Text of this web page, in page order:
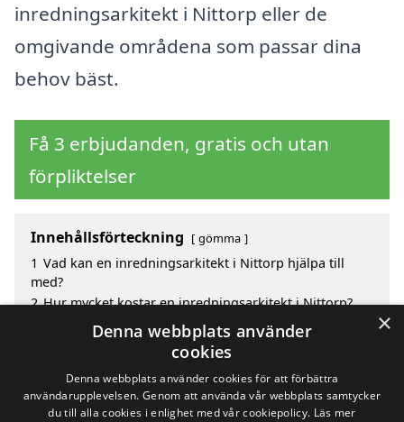
inredningsarkitekt i Nittorp eller de
omgivande områdena som passar dina
behov bäst.
Få 3 erbjudanden, gratis och utan
förpliktelser
Innehållsförteckning gömma
1 Vad kan en inredningsarkitekt i Nittorp hjälpa till
med?
2 Hur mycket kostar en inredningsarkitekt i Nittorp?
Fördelar med att välja inredningsarkitekt i Nittorp
Sök efter en skicklig inredningsarkitekt i de
omgivande städerna Nittorp
×
Denna webbplats använder
cookies
Denna webbplats använder cookies för att förbättra
användarupplevelsen. Genom att använda vår webbplats samtycker
du till alla cookies i enlighet med vår cookiepolicy. Läs mer